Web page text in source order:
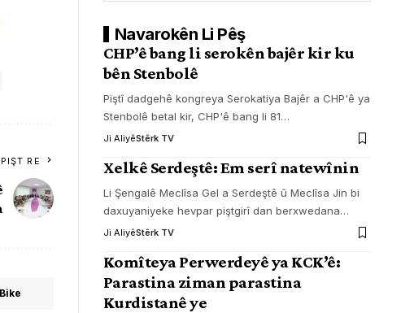
RE
Navarokên Li Pêş
CHP’ê bang li serokên bajêr kir ku
bên Stenbolê
Piştî dadgehê kongreya Serokatiya Bajêr a CHP'ê ya
Stenbolê betal kir, CHP'ê bang li 81…
Ji AliyêStêrk TV
Xelkê Serdeştê: Em serî natewînin
Li Şengalê Meclîsa Gel a Serdeştê û Meclîsa Jin bi
daxuyaniyeke hevpar piştgirî dan berxwedana…
Ji AliyêStêrk TV
Komîteya Perwerdeyê ya KCK’ê:
Parastina ziman parastina
Kurdistanê ye